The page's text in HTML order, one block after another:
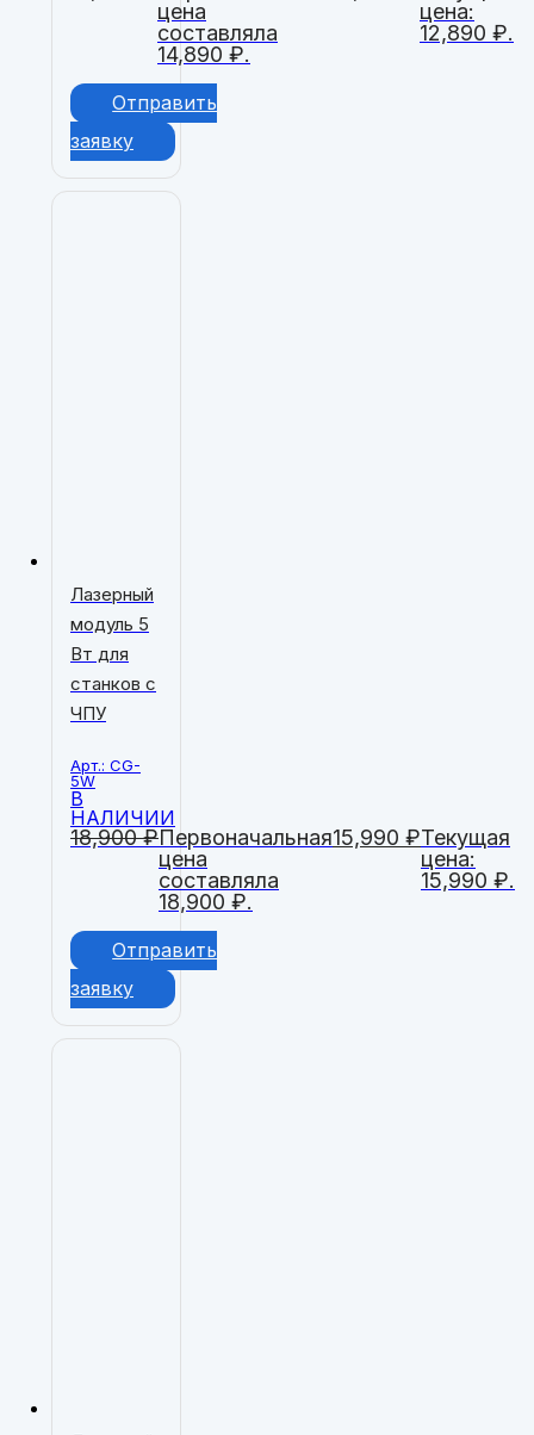
цена
составляла
14,890 ₽.
цена:
12,890 ₽.
Отправить
заявку
18,900₽Первоначальная
цена
составляла
18,900 ₽.
15,990 ₽Текущая
цена:
15,990 ₽.
Лазерный
модуль 5
Вт для
станков с
ЧПУ
Арт.: CG-
5W
В
НАЛИЧИИ
Отправить
заявку